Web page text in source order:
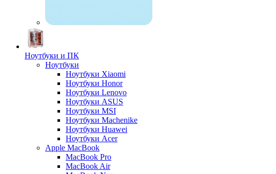
Ноутбуки и ПК
Ноутбуки
Ноутбуки Xiaomi
Ноутбуки Honor
Ноутбуки Lenovo
Ноутбуки ASUS
Ноутбуки MSI
Ноутбуки Machenike
Ноутбуки Huawei
Ноутбуки Acer
Apple MacBook
MacBook Pro
MacBook Air